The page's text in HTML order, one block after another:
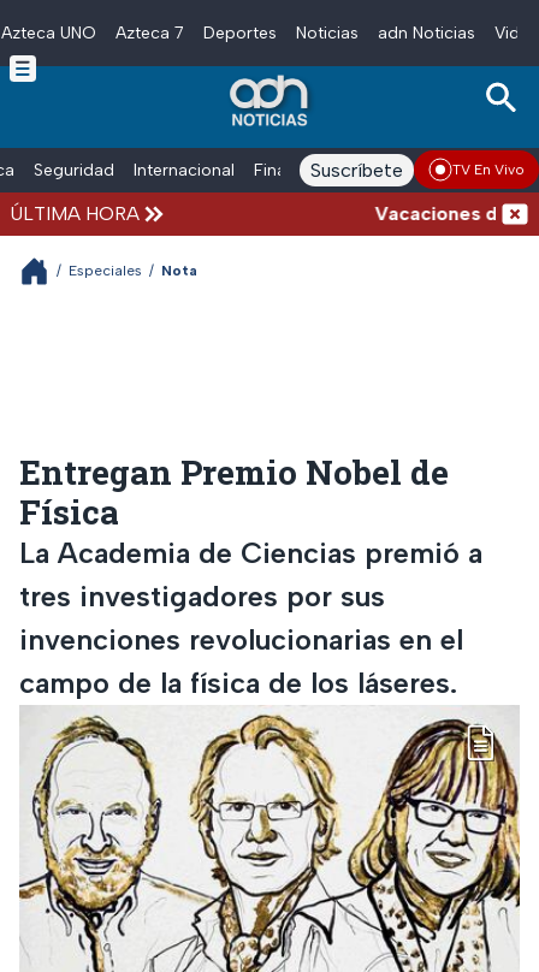
Skip to main content
Azteca UNO Azteca 7 Deportes Noticias adn Noticias
Seguridad Internacional Finanzas adn Noticias Radio
Suscríbete TV En Vivo
ÚLTIMA HORA Vacaciones de
/ Especiales / Nota
Entregan Premio Nobel de
Física
La Academia de Ciencias premió a
tres investigadores por sus
invenciones revolucionarias en el
campo de la física de los láseres.